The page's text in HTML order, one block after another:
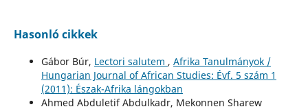
Hasonló cikkek
Gábor Búr, Lectori salutem , Afrika Tanulmányok /
Hungarian Journal of African Studies: Évf. 5 szám 1
(2011): Észak-Afrika lángokban
Ahmed Abduletif Abdulkadr, Mekonnen Sharew